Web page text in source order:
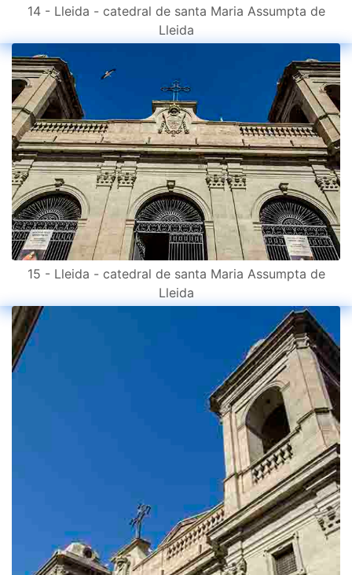
14 - Lleida - catedral de santa Maria Assumpta de
Lleida
15 - Lleida - catedral de santa Maria Assumpta de
Lleida